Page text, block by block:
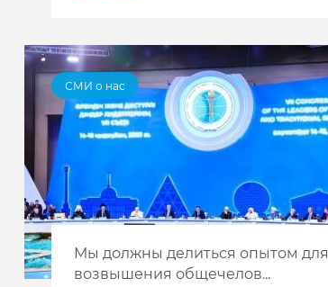
СМИ о нас
Мы должны делиться опытом для
возвышения общечелов...